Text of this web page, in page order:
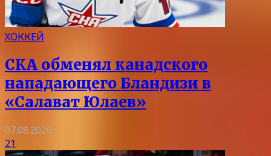
ХОККЕЙ
СКА обменял канадского
нападающего Бландизи в
«Салават Юлаев»
07.08.2026
21